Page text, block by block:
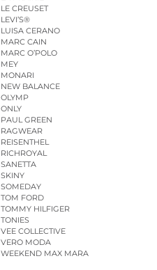
LE CREUSET
LEVI’S®
LUISA CERANO
MARC CAIN
MARC O’POLO
MEY
MONARI
NEW BALANCE
OLYMP
ONLY
PAUL GREEN
RAGWEAR
REISENTHEL
RICHROYAL
SANETTA
SKINY
SOMEDAY
TOM FORD
TOMMY HILFIGER
TONIES
VEE COLLECTIVE
VERO MODA
WEEKEND MAX MARA